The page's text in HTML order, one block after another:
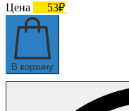
Цена
53₽
В корзину